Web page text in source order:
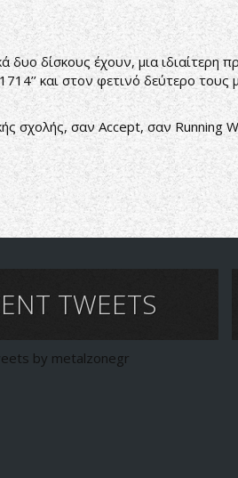
δίσκους έχουν, μια ιδιαίτερη
και στον φετινό δεύτερο τους
σχολής, σαν Accept, σαν Running
TWEETS
by metalzonegr